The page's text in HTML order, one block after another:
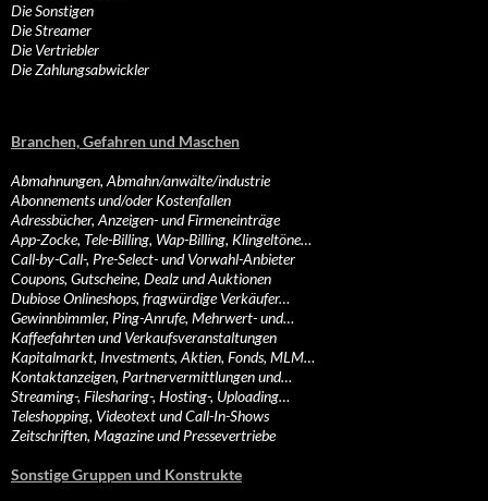
Die Sonstigen
Die Streamer
Die Vertriebler
Die Zahlungsabwickler
Branchen, Gefahren und Maschen
Abmahnungen, Abmahn/anwälte/industrie
Abonnements und/oder Kostenfallen
Adressbücher, Anzeigen- und Firmeneinträge
App-Zocke, Tele-Billing, Wap-Billing, Klingeltöne…
Call-by-Call-, Pre-Select- und Vorwahl-Anbieter
Coupons, Gutscheine, Dealz und Auktionen
Dubiose Onlineshops, fragwürdige Verkäufer…
Gewinnbimmler, Ping-Anrufe, Mehrwert- und…
Kaffeefahrten und Verkaufsveranstaltungen
Kapitalmarkt, Investments, Aktien, Fonds, MLM…
Kontaktanzeigen, Partnervermittlungen und…
Streaming-, Filesharing-, Hosting-, Uploading…
Teleshopping, Videotext und Call-In-Shows
Zeitschriften, Magazine und Pressevertriebe
Sonstige Gruppen und Konstrukte